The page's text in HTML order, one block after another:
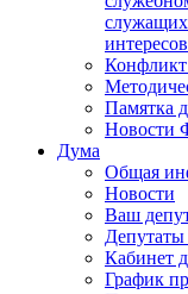
Памятка
Новости
Дума
Общая
Новости
Ваш
Кабинет
График